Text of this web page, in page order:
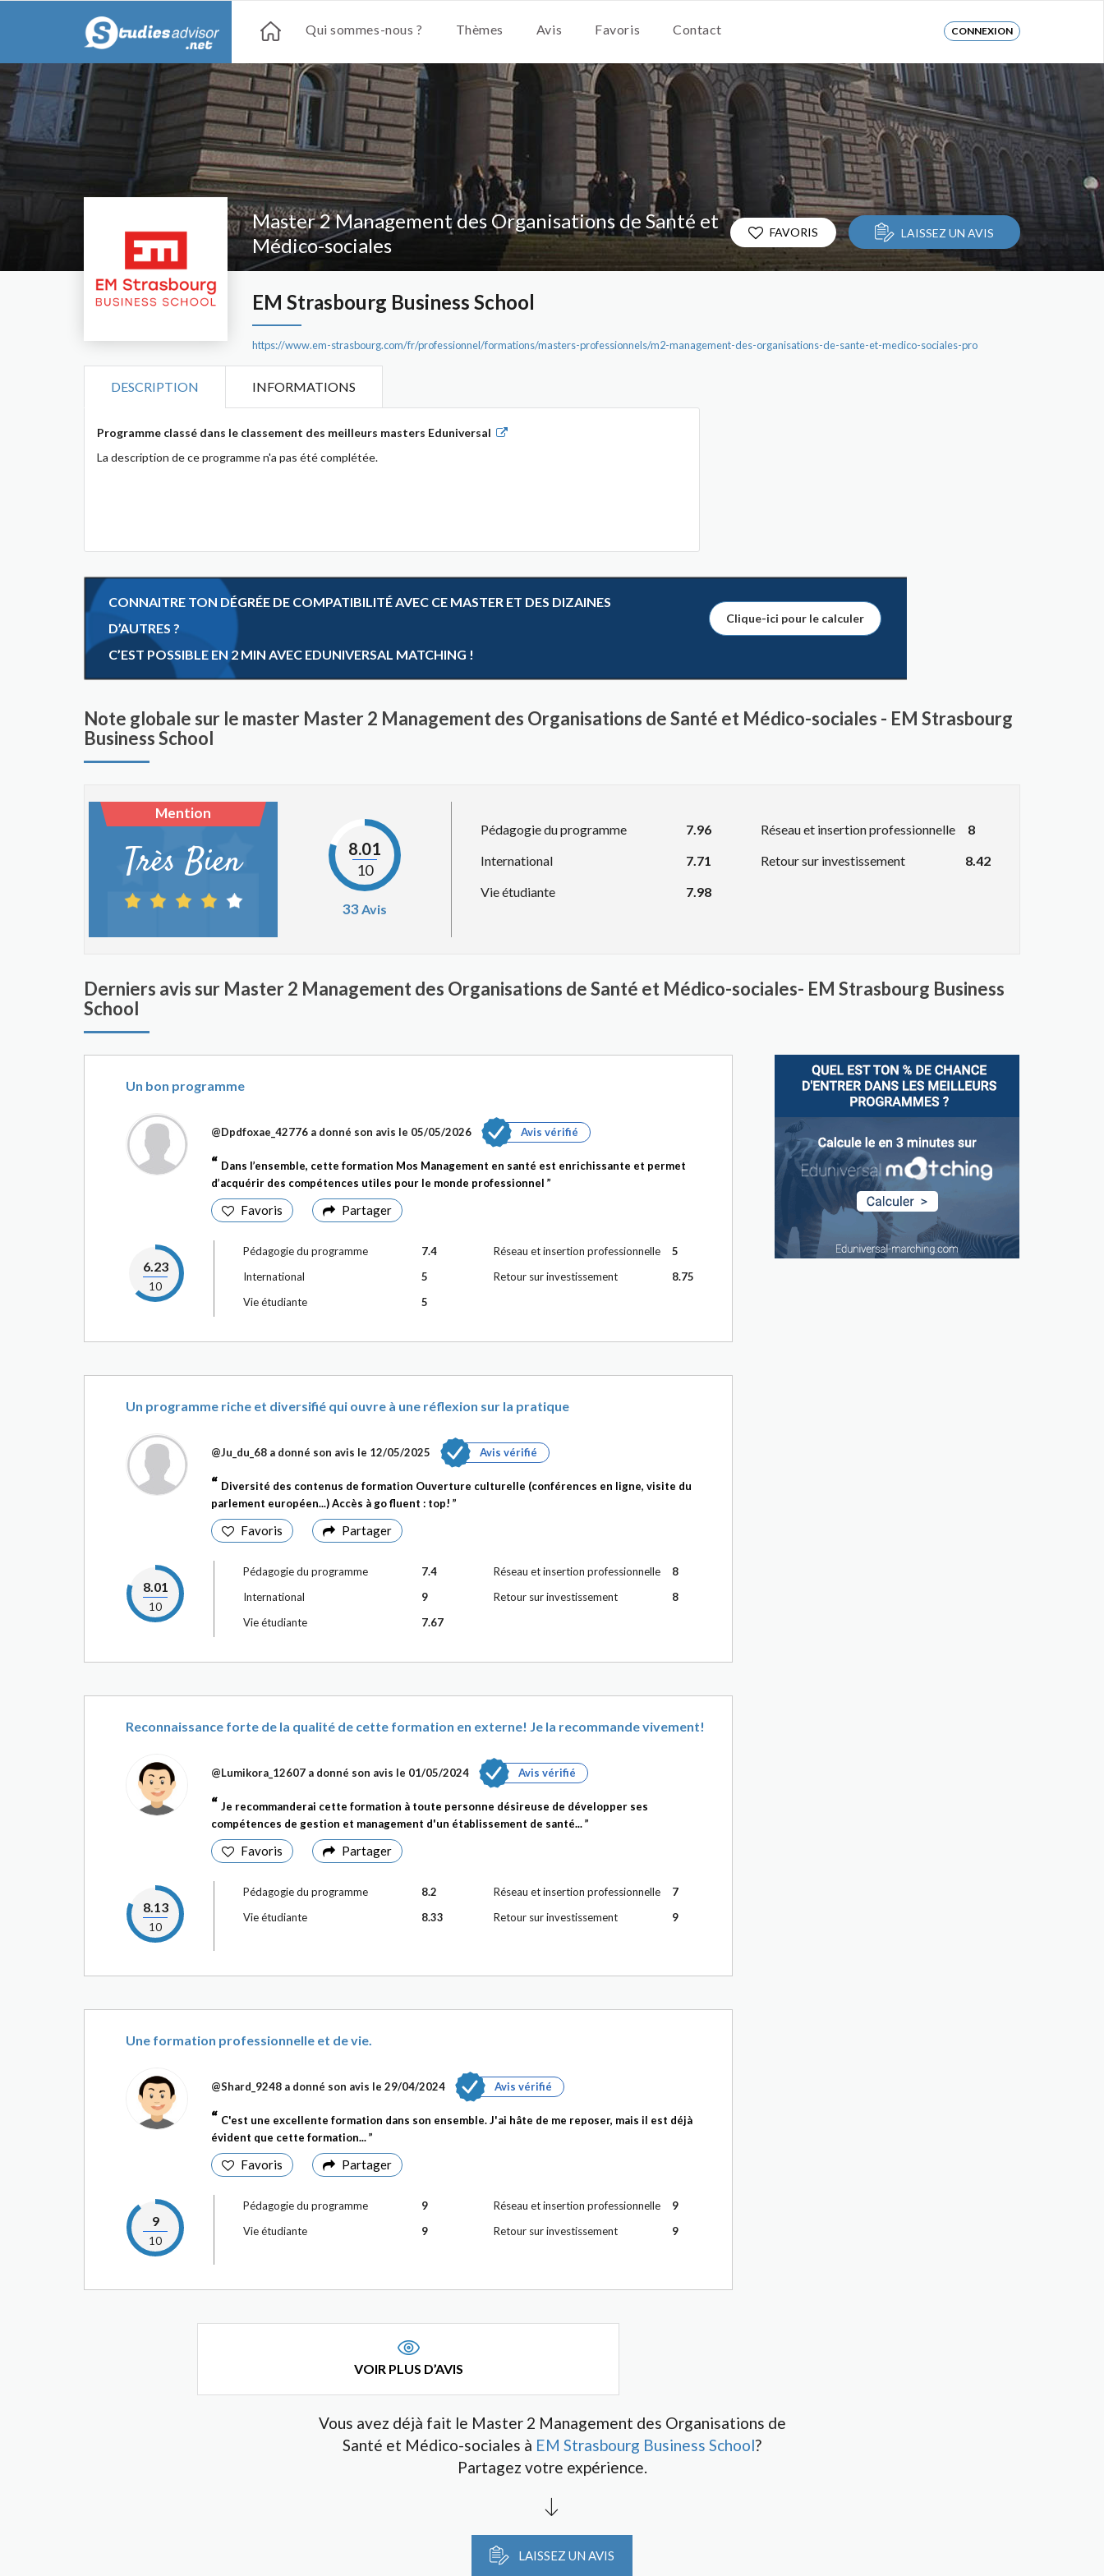
Qui sommes-nous ? Thèmes Avis Favoris Contact CONNEXION
Master 2 Management des Organisations de Santé et
Médico-sociales
EM Strasbourg Business School
https://www.em-strasbourg.com/fr/professionnel/formations/masters-professionnels/m2-management-des-organisations-de-sante-et-medico-sociales-pro
FAVORIS LAISSEZ UN AVIS
DESCRIPTION INFORMATIONS
Programme classé dans le classement des meilleurs masters Eduniversal
La description de ce programme n'a pas été complétée.
CONNAITRE TON DÉGRÉE DE COMPATIBILITÉ AVEC CE MASTER ET DES DIZAINES
D’AUTRES ?
C’EST POSSIBLE EN 2 MIN AVEC EDUNIVERSAL MATCHING !
Clique-ici pour le calculer
Note globale sur le master Master 2 Management des Organisations de Santé et Médico-sociales - EM Strasbourg
Business School
Mention
Très Bien 8.01
10
33 Avis
Pédagogie du programme
7.96
International
7.71
Vie étudiante
7.98
Réseau et insertion professionnelle
8
Retour sur investissement
8.42
Derniers avis sur Master 2 Management des Organisations de Santé et Médico-sociales- EM Strasbourg Business
School
Un bon programme
@Dpdfoxae_42776 a donné son avis le 05/05/2026 Avis vérifié
Dans l’ensemble, cette formation Mos Management en santé est enrichissante et permet
d’acquérir des compétences utiles pour le monde professionnel
Favoris Partager
6.23
10
Pédagogie du programme
7.4
International
5
Vie étudiante
5
Réseau et insertion professionnelle
5
Retour sur investissement
8.75
Un programme riche et diversifié qui ouvre à une réflexion sur la pratique
@Ju_du_68 a donné son avis le 12/05/2025 Avis vérifié
Diversité des contenus de formation Ouverture culturelle (conférences en ligne, visite du
parlement européen...) Accès à go fluent : top!
Favoris Partager
8.01
10
Pédagogie du programme
7.4
International
9
Vie étudiante
7.67
Réseau et insertion professionnelle
8
Retour sur investissement
8
Reconnaissance forte de la qualité de cette formation en externe! Je la recommande vivement!
@Lumikora_12607 a donné son avis le 01/05/2024 Avis vérifié
Je recommanderai cette formation à toute personne désireuse de développer ses
compétences de gestion et management d'un établissement de santé...
Favoris Partager
8.13
10
Pédagogie du programme
8.2
Vie étudiante
8.33
Réseau et insertion professionnelle
7
Retour sur investissement
9
Une formation professionnelle et de vie.
@Shard_9248 a donné son avis le 29/04/2024 Avis vérifié
C'est une excellente formation dans son ensemble. J'ai hâte de me reposer, mais il est déjà
évident que cette formation...
Favoris Partager
9
10
Pédagogie du programme
9
Vie étudiante
9
Réseau et insertion professionnelle
9
Retour sur investissement
9
VOIR PLUS D’AVIS
Vous avez déjà fait le Master 2 Management des Organisations de
Santé et Médico-sociales à EM Strasbourg Business School?
Partagez votre expérience.
LAISSEZ UN AVIS